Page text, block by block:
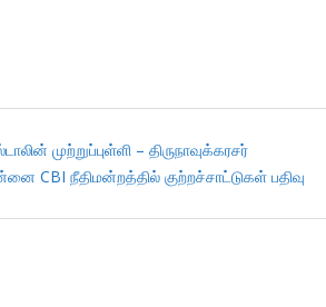
முற்றுப்புள்ளி – திருநாவுக்கரசர்
CBI நீதிமன்றத்தில் குற்றச்சாட்டுகள் பதிவு